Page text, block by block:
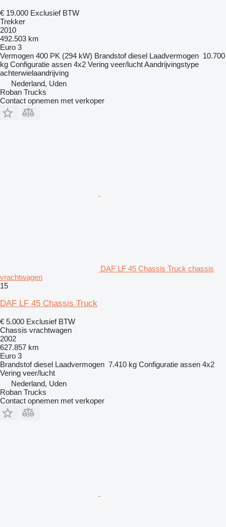
€ 19.000 Exclusief BTW
Trekker
2010
492.503 km
Euro 3
Vermogen 400 PK (294 kW) Brandstof diesel Laadvermogen 10.700
kg Configuratie assen 4x2 Vering veer/luchtAandrijvingstype
achterwielaandrijving
Nederland, Uden
Roban Trucks
Contact opnemen met verkoper
DAF LF 45 Chassis Truck chassis
vrachtwagen
15
DAF LF 45 Chassis Truck
€ 5.000 Exclusief BTW
Chassis vrachtwagen
2002
627.857 km
Euro 3
Brandstof diesel Laadvermogen 7.410 kg Configuratie assen 4x2
Vering veer/lucht
Nederland, Uden
Roban Trucks
Contact opnemen met verkoper